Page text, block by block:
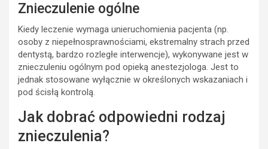
Znieczulenie ogólne
Kiedy leczenie wymaga unieruchomienia pacjenta (np.
osoby z niepełnosprawnościami, ekstremalny strach przed
dentystą, bardzo rozległe interwencje), wykonywane jest w
znieczuleniu ogólnym pod opieką anestezjologa. Jest to
jednak stosowane wyłącznie w określonych wskazaniach i
pod ścisłą kontrolą.
Jak dobrać odpowiedni rodzaj
znieczulenia?